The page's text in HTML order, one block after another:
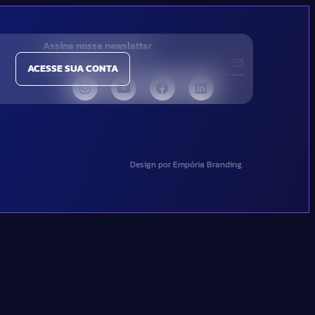
ACESSE SUA CONTA
Assine nossa newsletter
Design por Empória Branding.